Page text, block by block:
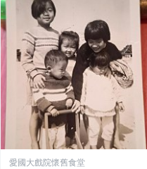
愛國大戲院懷舊食堂